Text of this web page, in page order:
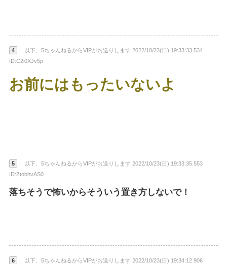
4
： 以下、5ちゃんねるからVIPがお送りします 2022/10/23(日) 19:33:33.534
ID:C2i0XJv5p
お前にはもったいないよ
5
： 以下、5ちゃんねるからVIPがお送りします 2022/10/23(日) 19:33:35.553
ID:ZtobhvAS0
落ちそうで怖いからそういう置き方しないで！
6
： 以下、5ちゃんねるからVIPがお送りします 2022/10/23(日) 19:34:12.906